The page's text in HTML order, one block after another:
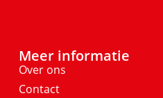
Meer informatie
Over ons
Contact